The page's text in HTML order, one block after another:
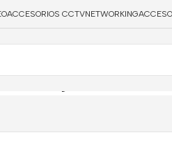
ACCESORIOS CCTVNETWORKING